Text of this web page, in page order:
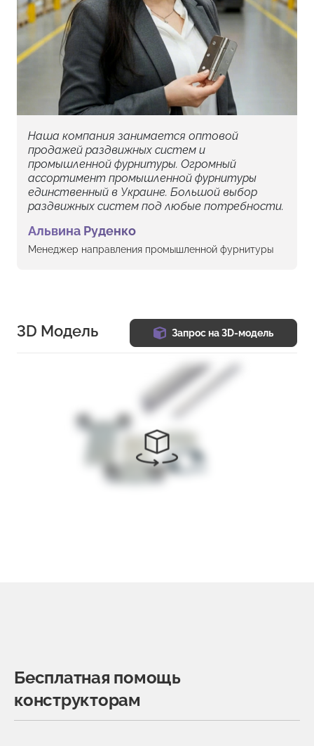
Наша компания занимается оптовой
продажей раздвижных систем и
промышленной фурнитуры. Огромный
ассортимент промышленной фурнитуры
единственный в Украине. Большой выбор
раздвижных систем под любые потребности.
Альвина Руденко
Менеджер направления промышленной фурнитуры
3D Модель Запрос на 3D-модель
Бесплатная помощь
конструкторам